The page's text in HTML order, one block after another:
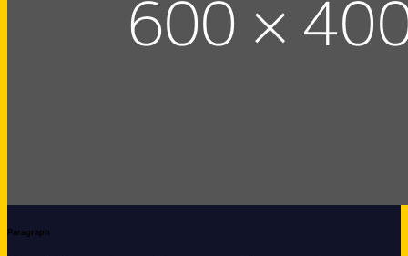
Paragraph